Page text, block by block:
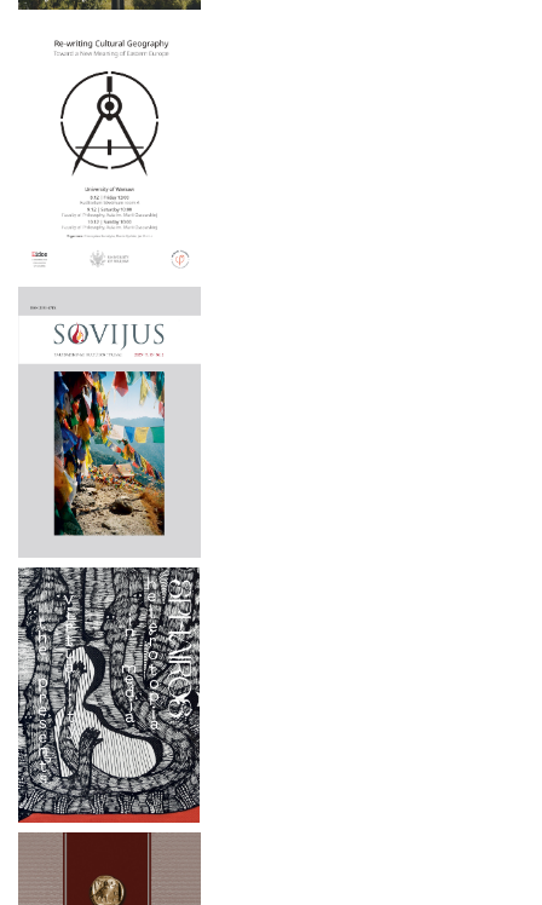
2025 m. gegužės 15–16 d.
2025 m. gegužės 6 d.
2025 m. balandžio 3 d.
2025 m. balandžio 1 – birželio 30 d.
2024 m. lapkričio 21–22 d.
2024 m. lapkričio 9 d.
2024 m. lapkričio 7-8 d.
2024 m. spalio 2 – 3 d.
2024 m. rugsėjo 26 d.
2024 m. liepos mėn. 1–4 d.
2024 m. rugsėjo 20 d.
2024 m. birželio 19 d.
2024 m. gegužės 16-17 d.